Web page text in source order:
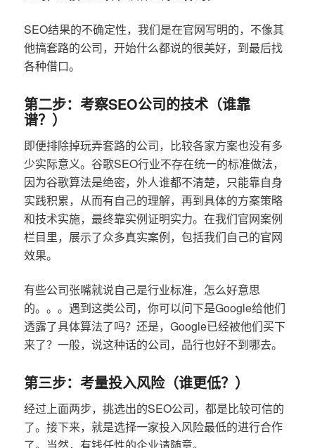
SEO结果的不确定性，我们是在官网写明的，不像其
他搞套路的公司，开始什么都说的很美好，到最后找
各种借口。
第二步：考察SEO公司的技术（谁靠
谱？）
即便排除掉玩弄套路的公司，比较各家方案也没有多
少实际意义。谷歌SEO行业不存在统一的标准做法，
因为谷歌算法是绝密，外人谁都不清楚，只能靠自身
实践积累，从而有自己的理解，再到具体的方案策略
和技术实施，最终靠实例证明实力。在我们官网案例
栏目里，展示了众多真实案例，包括我们自己的官网
效果。
有些公司张嘴就说自己是行业标准，怎么好意思
的。。。遇到这类公司，你可以问下是Google给他们
透露了具体算法了吗？还是，Google已经被他们买下
来了？一般，说这种话的公司，品行也好不到哪去。
第三步：考量投入风险（谁更低？）
经过上面两步，挑选出的SEO公司，都是比较可信的
了。接下来，就是选择一家投入风险最低的进行合作